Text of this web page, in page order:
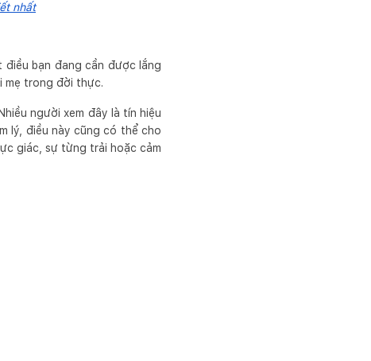
nhất
điều bạn đang cần được lắng
mẹ trong đời thực.
người xem đây là tín hiệu
lý, điều này cũng có thể cho
giác, sự từng trải hoặc cảm